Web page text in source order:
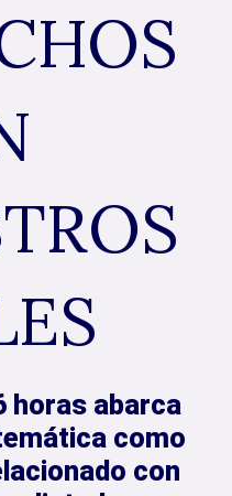
horas abarca
como
con